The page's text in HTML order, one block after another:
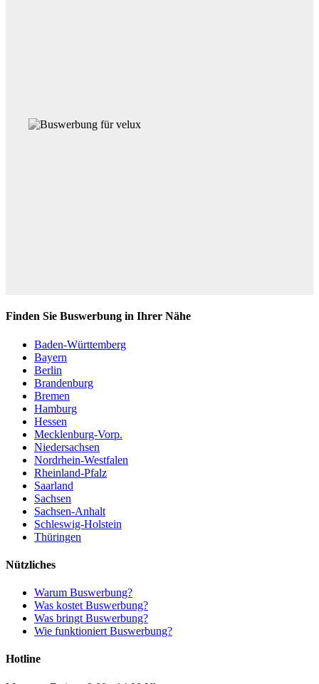
Finden Sie Buswerbung in Ihrer Nähe
Baden-Württemberg
Bayern
Berlin
Brandenburg
Bremen
Hamburg
Hessen
Mecklenburg-Vorp.
Niedersachsen
Nordrhein-Westfalen
Rheinland-Pfalz
Saarland
Sachsen
Sachsen-Anhalt
Schleswig-Holstein
Thüringen
Nützliches
Warum Buswerbung?
Was kostet Buswerbung?
Was bringt Buswerbung?
Wie funktioniert Buswerbung?
Hotline